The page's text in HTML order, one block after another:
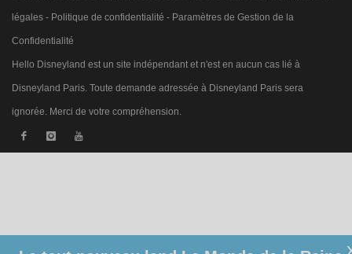
légales - Politique de confidentialité - Paramètres de Gestion de la
Confidentialité
Hello Disneyland est un site indépendant et n'est en aucun cas lié à
Disneyland Paris. Toute demande adressée à Disneyland Paris sera
ignorée. Merci de votre compréhension.